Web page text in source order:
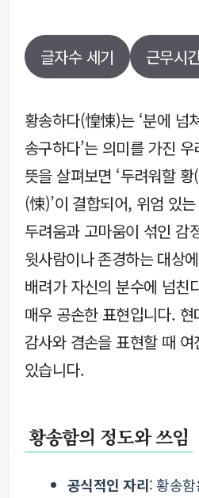
글자수 세기 근무시
황송하다(惶悚)는 ‘분에 넘
송구하다’는 의미를 가진
뜻을 살펴보면 ‘두려워할
(悚)’이 결합되어, 위엄 있
두려움과 고마움이 섞인 감
윗사람이나 존경하는 대상
배려가 자신의 분수에 넘친
매우 공손한 표현입니다.
감사와 겸손을 표현할 때
있습니다.
황송함의 정도와 쓰임
공식적인 자리: 황송